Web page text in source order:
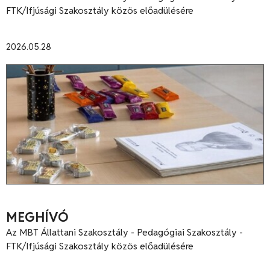
2026.05.28
FTK/Ifjúsági Szakosztály közös előadülésére
MEGHÍVÓ
Az MBT Állattani Szakosztály - Pedagógiai Szakosztály -
FTK/Ifjúsági Szakosztály közös előadülésére